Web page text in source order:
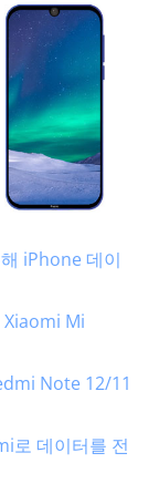
iPhone 데이
Mi
Note 12/11
로 데이터를 전